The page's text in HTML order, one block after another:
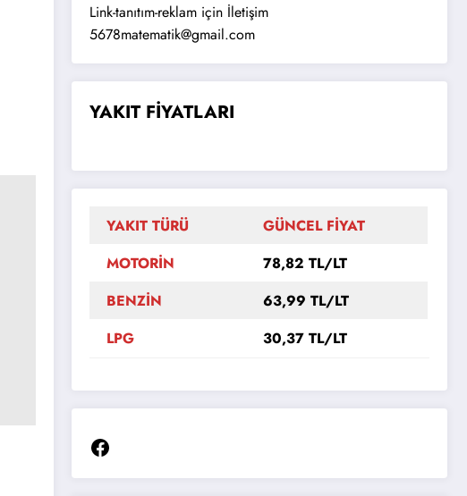
Link-tanıtım-reklam için İletişim
5678matematik@gmail.com
YAKIT FİYATLARI
YAKIT TÜRÜ
GÜNCEL FİYAT
MOTORİN
78,82 TL/LT
BENZİN
63,99 TL/LT
LPG
30,37 TL/LT
Facebook